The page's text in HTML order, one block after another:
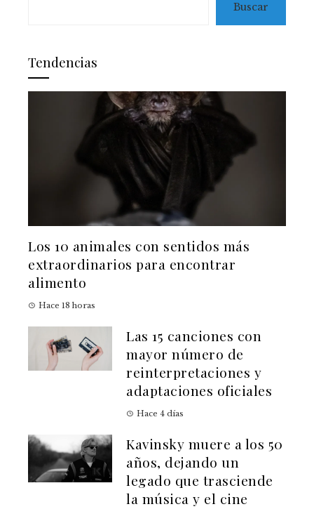
Buscar
Tendencias
Los 10 animales con sentidos más
extraordinarios para encontrar
alimento
Hace 18 horas
Las 15 canciones con
mayor número de
reinterpretaciones y
adaptaciones oficiales
Hace 4 días
Kavinsky muere a los 50
años, dejando un
legado que trasciende
la música y el cine